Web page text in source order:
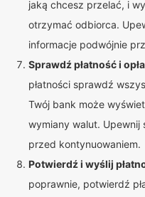
jaką chcesz przelać, i
otrzymać odbiorca.
informacje podwójnie
Sprawdź płatność i
płatności sprawdź
Twój bank może
wymiany walut. Upewnij
przed kontynuowaniem.
Potwierdź i wyślij
poprawnie, potwierdź